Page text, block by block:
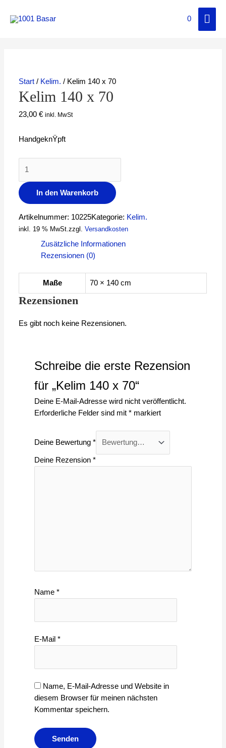
0
Start / Kelim. / Kelim 140 x 70
Kelim 140 x 70
23,00€ inkl. MwSt
HandgeknŸpft
In den Warenkorb
Artikelnummer: 10225Kategorie: Kelim.
inkl. 19 % MwSt.zzgl.Versandkosten
Zusätzliche Informationen
Rezensionen (0)
Maße 70 × 140 cm
Rezensionen
Es gibt noch keine Rezensionen.
Schreibe die erste Rezension
für „Kelim 140 x 70“
Deine E-Mail-Adresse wird nicht veröffentlicht.
Erforderliche Felder sind mit* markiert
Deine Bewertung*
Deine Rezension*
Name*
E-Mail*
Name, E-Mail-Adresse und Website in
diesem Browser für meinen nächsten
Kommentar speichern.